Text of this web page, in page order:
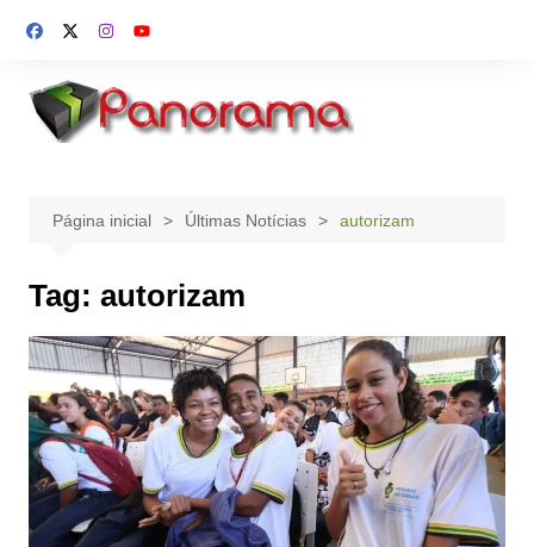
para
conteúdo
Página inicial Últimas Notícias autorizam
Tag: autorizam